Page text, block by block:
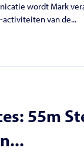
wordt Mark
van de...
55m